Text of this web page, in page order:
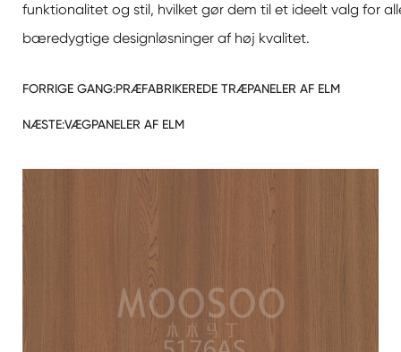
funktionalitet og stil, hvilket gør dem til et ideelt valg for
bæredygtige designløsninger af høj kvalitet.
FORRIGE GANG:PRÆFABRIKEREDE TRÆPANELER AF ELM
NÆSTE:VÆGPANELER AF ELM